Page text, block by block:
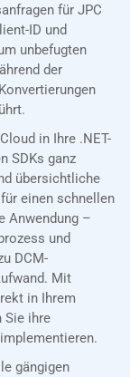
für JPC
ID und
unbefugten
der
in Ihre .NET-
SDKs ganz
übersichtliche
einen schnellen
Anwendung –
und
DCM-
Mit
in Ihrem
Sie ihre
gängigen